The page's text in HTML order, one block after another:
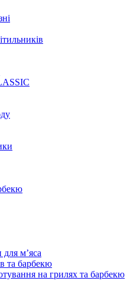
м’яса
та барбекю
на грилях та барбекю